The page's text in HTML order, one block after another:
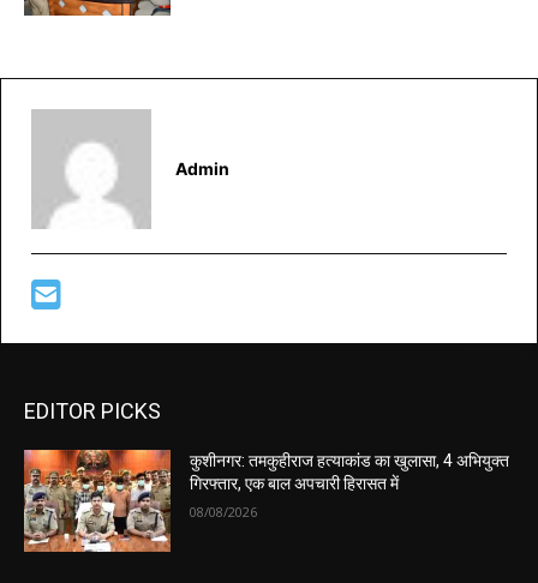
Admin
EDITOR PICKS
कुशीनगर: तमकुहीराज हत्याकांड का खुलासा, 4 अभियुक्त
गिरफ्तार, एक बाल अपचारी हिरासत में
08/08/2026